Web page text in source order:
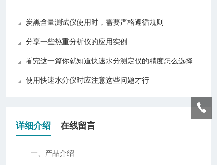
炭黑含量测试仪使用时，需要严格遵循规则
分享一些热重分析仪的应用实例
看完这一篇你就知道快速水分测定仪的精度怎么选择
使用快速水分仪时应注意这些问题才行
详细介绍 在线留言
一、产品介绍